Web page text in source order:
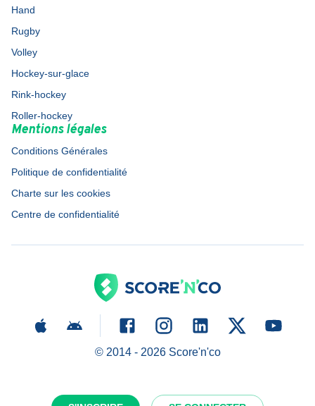
Hand
Rugby
Volley
Hockey-sur-glace
Rink-hockey
Roller-hockey
Mentions légales
Conditions Générales
Politique de confidentialité
Charte sur les cookies
Centre de confidentialité
© 2014 - 2026Score'n'co